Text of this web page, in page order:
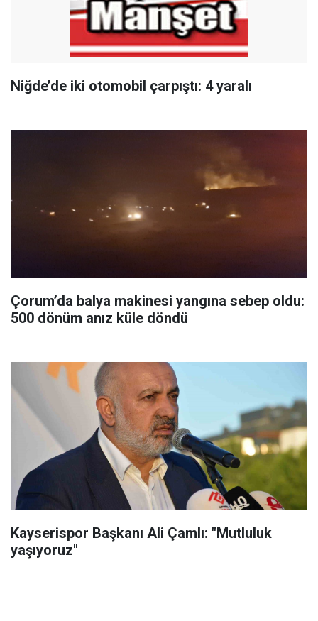
Niğde’de iki otomobil çarpıştı: 4 yaralı
Çorum’da balya makinesi yangına sebep oldu:
500 dönüm anız küle döndü
Kayserispor Başkanı Ali Çamlı: "Mutluluk
yaşıyoruz"